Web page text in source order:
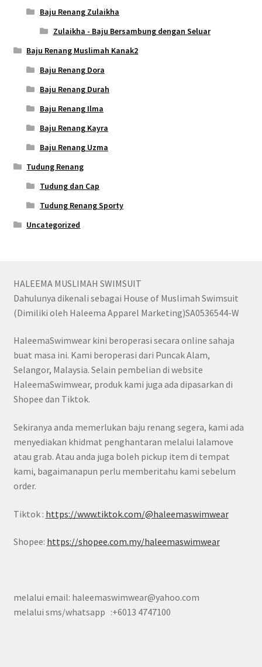
Baju Renang Zulaikha
Zulaikha - Baju Bersambung dengan Seluar
Baju Renang Muslimah Kanak2
Baju Renang Dora
Baju Renang Durah
Baju Renang Ilma
Baju Renang Kayra
Baju Renang Uzma
Tudung Renang
Tudung dan Cap
Tudung Renang Sporty
Uncategorized
HALEEMA MUSLIMAH SWIMSUIT
Dahulunya dikenali sebagai House of Muslimah Swimsuit
(Dimiliki oleh Haleema Apparel Marketing)SA0536544-W
HaleemaSwimwear kini beroperasi secara online sahaja
buat masa ini. Kami beroperasi dari Puncak Alam,
Selangor, Malaysia. Selain pembelian di website
HaleemaSwimwear, produk kami juga ada dipasarkan di
Shopee dan Tiktok.
Sekiranya anda memerlukan baju renang segera, kami ada
menyediakan khidmat penghantaran melalui lalamove
atau grab. Atau anda juga boleh pickup item di tempat
kami, bagaimanapun perlu memberitahu kami sebelum
order.
Tiktok : https://www.tiktok.com/@haleemaswimwear
Shopee: https://shopee.com.my/haleemaswimwear
melalui email: haleemaswimwear@yahoo.com
melalui sms/whatsapp :+6013 4747100